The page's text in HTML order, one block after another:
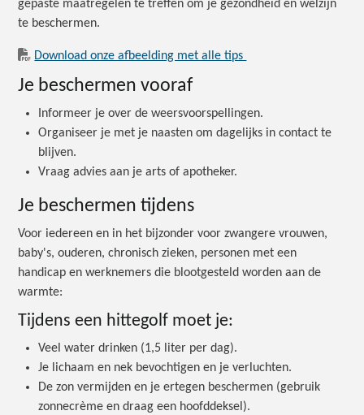
gepaste maatregelen te treffen om je gezondheid en welzijn
te beschermen.
Download onze afbeelding met alle tips
Je beschermen vooraf
Informeer je over de weersvoorspellingen.
Organiseer je met je naasten om dagelijks in contact te
blijven.
Vraag advies aan je arts of apotheker.
Je beschermen tijdens
Voor iedereen en in het bijzonder voor zwangere vrouwen,
baby's, ouderen, chronisch zieken, personen met een
handicap en werknemers die blootgesteld worden aan de
warmte:
Tijdens een hittegolf moet je:
Veel water drinken (1,5 liter per dag).
Je lichaam en nek bevochtigen en je verluchten.
De zon vermijden en je ertegen beschermen (gebruik
zonnecrème en draag een hoofddeksel).